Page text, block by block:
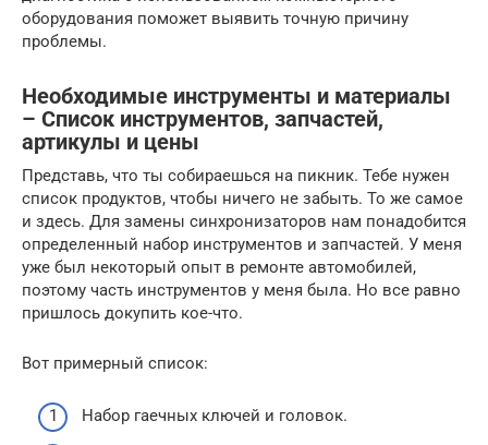
оборудования поможет выявить точную причину
проблемы.
Необходимые инструменты и материалы
– Список инструментов, запчастей,
артикулы и цены
Представь, что ты собираешься на пикник. Тебе нужен
список продуктов, чтобы ничего не забыть. То же самое
и здесь. Для замены синхронизаторов нам понадобится
определенный набор инструментов и запчастей. У меня
уже был некоторый опыт в ремонте автомобилей,
поэтому часть инструментов у меня была. Но все равно
пришлось докупить кое-что.
Вот примерный список:
Набор гаечных ключей и головок.